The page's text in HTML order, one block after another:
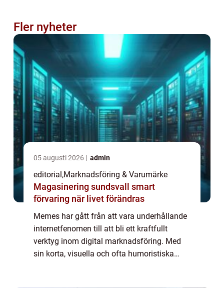
Fler nyheter
05 augusti 2026 admin
editorial ,Marknadsföring & Varumärke
Magasinering sundsvall smart
förvaring när livet förändras
Memes har gått från att vara underhållande
internetfenomen till att bli ett kraftfullt
verktyg inom digital marknadsföring. Med
sin korta, visuella och ofta humoristiska